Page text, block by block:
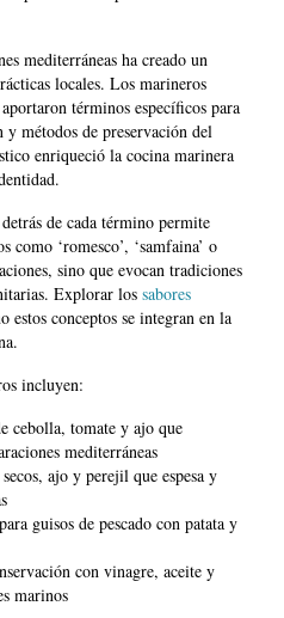
mediterráneas ha creado un
locales. Los marineros
términos específicos para
y métodos de preservación del
enriqueció la cocina marinera
de cada término permite
‘romesco’, ‘samfaina’ o
sino que evocan tradiciones
Explorar los sabores
estos conceptos se integran en la
incluyen:
cebolla, tomate y ajo que
mediterráneas
ajo y perejil que espesa y
guisos de pescado con patata y
con vinagre, aceite y
marinos